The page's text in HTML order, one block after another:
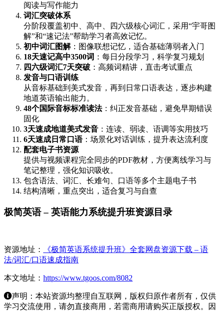
阅读与写作能力
词汇突破体系
分阶段覆盖初中、高中、四六级核心词汇，采用“宇哥图
解”和“速记法”帮助学习者高效记忆。
初中词汇图解：图像联想记忆，适合基础薄弱者入门
18天速记高中3500词 ：每日分段学习，科学复习规划
四六级词汇7天突破 ：高频词精讲，直击考试重点
发音与口语训练
从音标基础到美式发音，再到日常口语表达，逐步构建
地道英语输出能力。
48个国际音标标准读法：纠正发音基础，避免早期错误
固化
3天速成地道美式发音 ：连读、弱读、语调等实用技巧
6天速成日常口语：场景化对话训练，提升表达流利度
配套电子书资源
提供与视频课程完全同步的PDF教材，方便离线学习与
笔记整理，强化知识吸收。
包含语法、词汇、长难句、口语等多个主题电子书
结构清晰，重点突出，适合复习与自查
极简英语 – 英语能力系统提升班资源目录
资源地址：
《极简英语系统提升班》全套网盘资源下载 – 语
法/词汇/口语速成指南
本文地址： https://www.tgoos.com/8082
声明：本站资源均整理自互联网，版权归原作者所有，仅供
学习交流使用，请勿直接商用，若需商用请购买正版授权。因